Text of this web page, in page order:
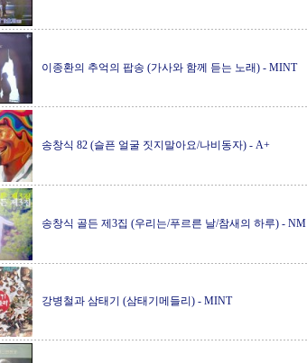
이종환의 추억의 팝송 (가사와 함께 듣는 노래) - MINT
송창식 82 (슬픈 얼굴 짓지말아요/나비동자) - A+
송창식 골든 제3집 (우리는/푸르른 날/참새의 하루) - NM
강병철과 삼태기 (삼태기메들리) - MINT